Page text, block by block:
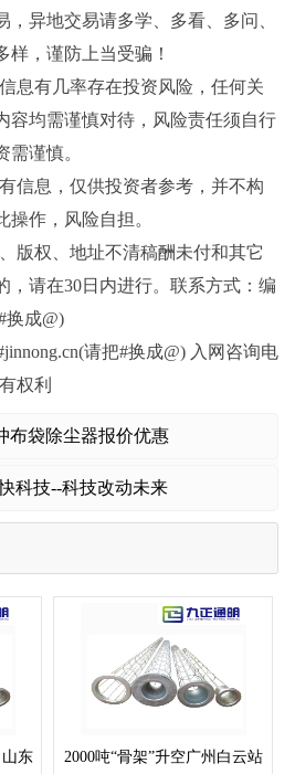
异地交易请多学、多看、多问、
样，谨防上当受骗！
有几率存在投资风险，任何关
容均需谨慎对待，风险责任须自行
需谨慎。
息，仅供投资者参考，并不构
操作，风险自担。
权、地址不清稿酬未付和其它
，请在30日内进行。联系方式：编
换成@)
请把#换成@) 入网咨询电
权利
布袋除尘器报价优惠
科技--科技改动未来
东 2000吨“骨架”升空广州白云站